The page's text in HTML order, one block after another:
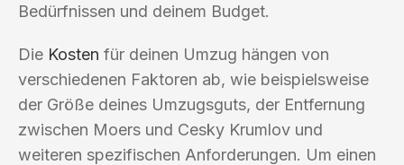
Bedürfnissen und deinem Budget.
Die Kosten für deinen Umzug hängen von
verschiedenen Faktoren ab, wie beispielsweise
der Größe deines Umzugsguts, der Entfernung
zwischen Moers und Cesky Krumlov und
weiteren spezifischen Anforderungen. Um einen